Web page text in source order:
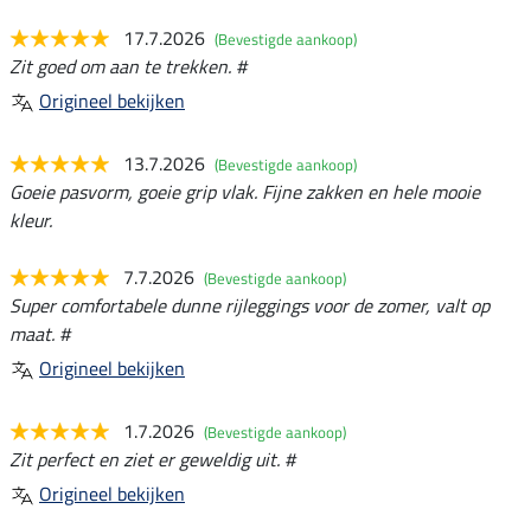
17.7.2026 (Bevestigde aankoop)
Zit goed om aan te trekken. #
Origineel bekijken
13.7.2026 (Bevestigde aankoop)
Goeie pasvorm, goeie grip vlak. Fijne zakken en hele mooie
kleur.
7.7.2026 (Bevestigde aankoop)
Super comfortabele dunne rijleggings voor de zomer, valt op
maat. #
Origineel bekijken
1.7.2026 (Bevestigde aankoop)
Zit perfect en ziet er geweldig uit. #
Origineel bekijken